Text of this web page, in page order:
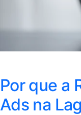
Por que a
Ads na